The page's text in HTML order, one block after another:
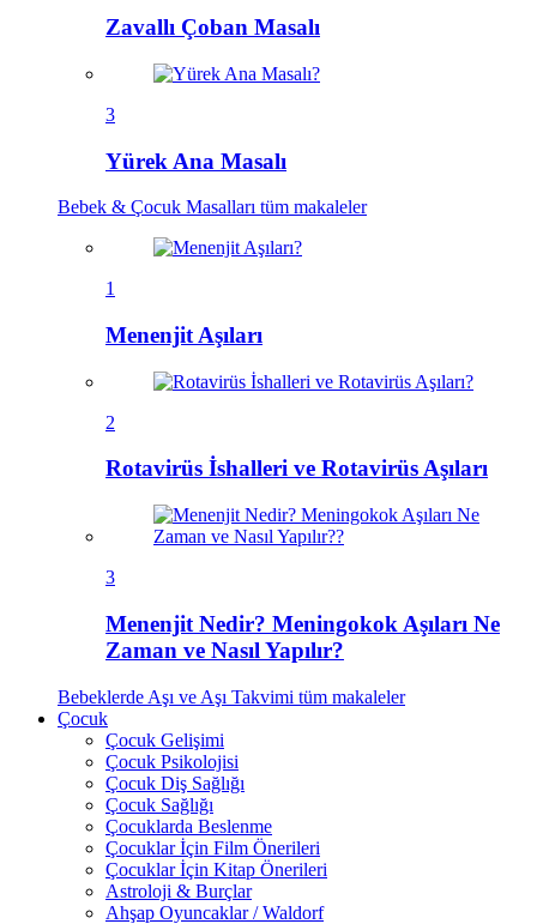
Zavallı Çoban Masalı
3
Yürek Ana Masalı
Bebek & Çocuk Masalları tüm makaleler
1
Menenjit Aşıları
2
Rotavirüs İshalleri ve Rotavirüs Aşıları
3
Menenjit Nedir? Meningokok Aşıları Ne
Zaman ve Nasıl Yapılır?
Bebeklerde Aşı ve Aşı Takvimi tüm makaleler
Çocuk
Çocuk Gelişimi
Çocuk Psikolojisi
Çocuk Diş Sağlığı
Çocuk Sağlığı
Çocuklarda Beslenme
Çocuklar İçin Film Önerileri
Çocuklar İçin Kitap Önerileri
Astroloji & Burçlar
Ahşap Oyuncaklar / Waldorf